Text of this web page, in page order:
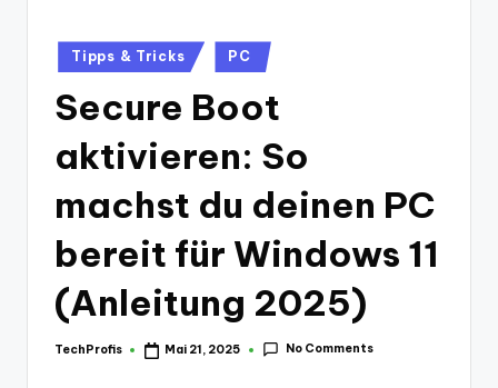
Posted
in
Tipps & Tricks PC
Secure Boot
aktivieren: So
machst du deinen PC
bereit für Windows 11
(Anleitung 2025)
Posted
TechProfis Mai 21, 2025 No Comments